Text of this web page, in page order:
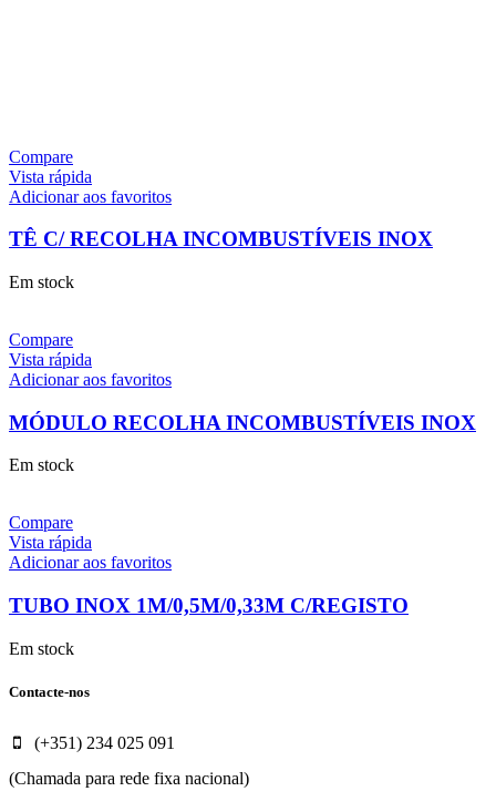
Compare
Vista rápida
Adicionar aos favoritos
TÊ C/ RECOLHA INCOMBUSTÍVEIS INOX
Em stock
Compare
Vista rápida
Adicionar aos favoritos
MÓDULO RECOLHA INCOMBUSTÍVEIS INOX
Em stock
Compare
Vista rápida
Adicionar aos favoritos
TUBO INOX 1M/0,5M/0,33M C/REGISTO
Em stock
Contacte-nos
(+351) 234 025 091
(Chamada para rede fixa nacional)